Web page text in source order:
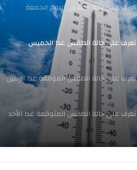
تعرف على حالة الطقس اليوم الجمعة
تعرف على حالة الطقس غدا الخميس
تعرف على حالة الطقس الموقعة غدا الإثنين
تعرف على حالة الطقس المتوقعة غدا الأحد
تعرف على حالة الطقس المتوقعة غدا السبت